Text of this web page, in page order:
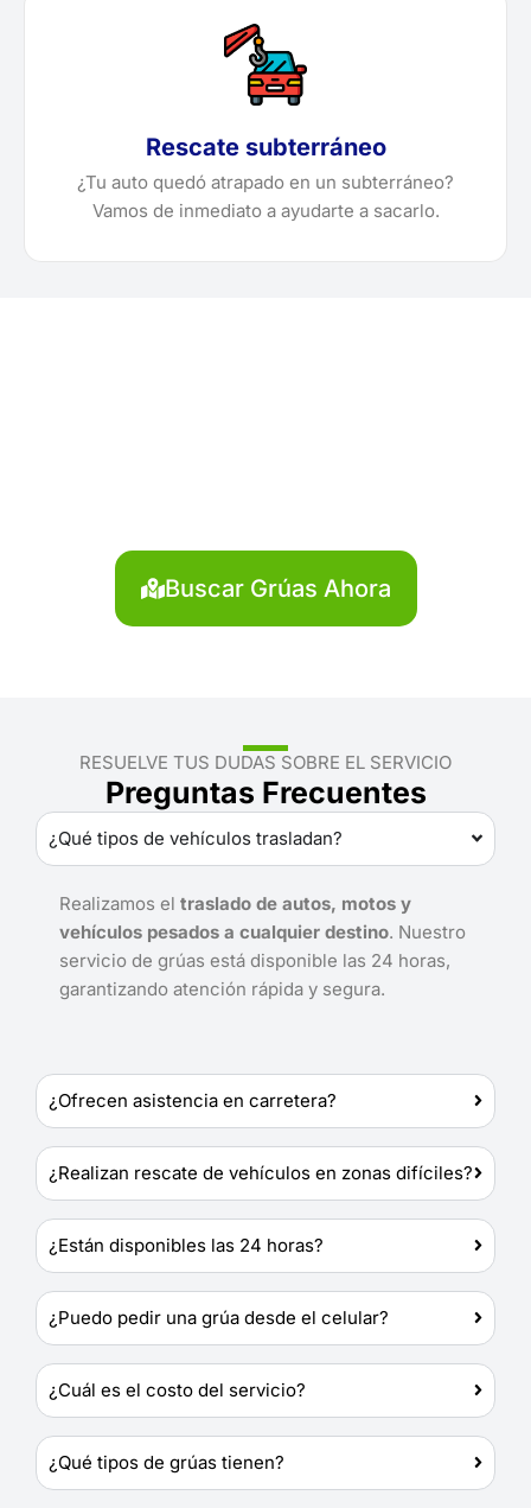
Rescate subterráneo
¿Tu auto quedó atrapado en un subterráneo?
Vamos de inmediato a ayudarte a sacarlo.
Buscar Grúas Ahora
RESUELVE TUS DUDAS SOBRE EL SERVICIO
Preguntas Frecuentes
¿Qué tipos de vehículos trasladan?
Realizamos el traslado de autos, motos y
vehículos pesados a cualquier destino. Nuestro
servicio de grúas está disponible las 24 horas,
garantizando atención rápida y segura.
¿Ofrecen asistencia en carretera?
¿Realizan rescate de vehículos en zonas difíciles?
¿Están disponibles las 24 horas?
¿Puedo pedir una grúa desde el celular?
¿Cuál es el costo del servicio?
¿Qué tipos de grúas tienen?